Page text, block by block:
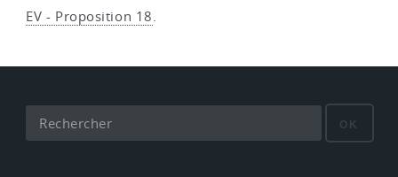
EV - Proposition 18.
OK